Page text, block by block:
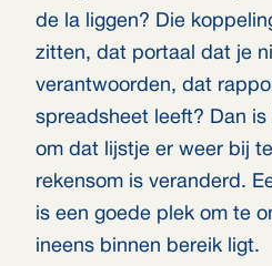
de la liggen? Die
zitten, dat portaal dat je
verantwoorden, dat
spreadsheet leeft? Dan
om dat lijstje er weer bij
rekensom is veranderd.
is een goede plek om te
ineens binnen bereik ligt.